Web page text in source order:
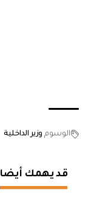
الوسوم وزير الداخلية
قد يهمك أيضا